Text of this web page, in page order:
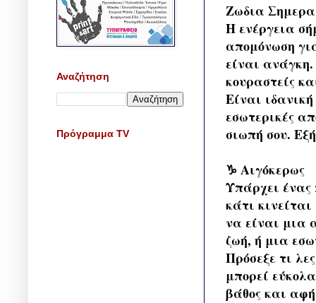
Ζωδια Σημερα
Η ενέργεια
απομόνωση
είναι
κουραστείς
Είναι
εσωτερικές
σιωπή σου.
♑ Αιγόκερως
Υπάρχει ένας
κάτι
να είναι μια
ζωή, ή μια
Πρόσεξε τι
μπορεί
βάθος και
Αναζήτηση
Πρόγραμμα TV